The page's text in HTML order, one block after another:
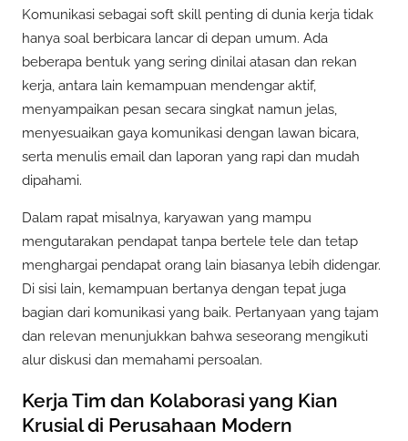
Komunikasi sebagai soft skill penting di dunia kerja tidak
hanya soal berbicara lancar di depan umum. Ada
beberapa bentuk yang sering dinilai atasan dan rekan
kerja, antara lain kemampuan mendengar aktif,
menyampaikan pesan secara singkat namun jelas,
menyesuaikan gaya komunikasi dengan lawan bicara,
serta menulis email dan laporan yang rapi dan mudah
dipahami.
Dalam rapat misalnya, karyawan yang mampu
mengutarakan pendapat tanpa bertele tele dan tetap
menghargai pendapat orang lain biasanya lebih didengar.
Di sisi lain, kemampuan bertanya dengan tepat juga
bagian dari komunikasi yang baik. Pertanyaan yang tajam
dan relevan menunjukkan bahwa seseorang mengikuti
alur diskusi dan memahami persoalan.
Kerja Tim dan Kolaborasi yang Kian
Krusial di Perusahaan Modern